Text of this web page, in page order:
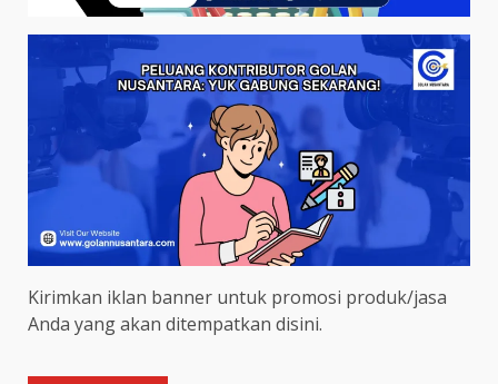
Kirimkan iklan banner untuk promosi produk/jasa
Anda yang akan ditempatkan disini.